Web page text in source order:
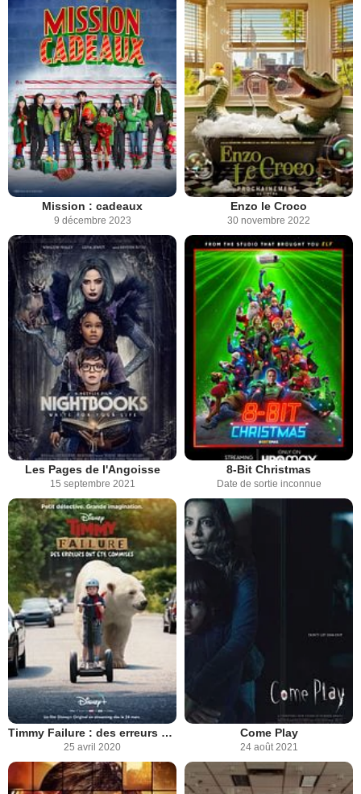
Mission : cadeaux
9 décembre 2023
Enzo le Croco
30 novembre 2022
Les Pages de l'Angoisse
15 septembre 2021
8-Bit Christmas
Date de sortie inconnue
Timmy Failure : des erreurs ont été commises
25 avril 2020
Come Play
24 août 2021